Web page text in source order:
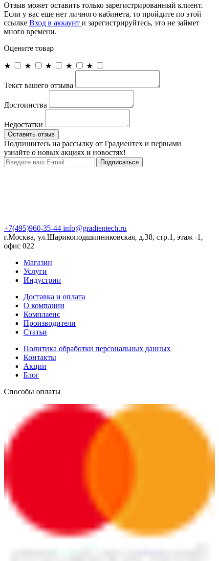
Отзыв может оставить только зарегистрированный клиент.
Если у вас еще нет личного кабинета, то пройдите по этой
ссылке Вход в аккаунт и зарегистрируйтесь, это не займет
много времени.
Оцените товар
★ ★ ★ ★ ★
Текст вашего отзыва
Достоинства
Недостатки
Оставить отзыв
Подпишитесь на рассылку от Градиентех и первыми
узнайте о новых акциях и новостях!
Подписаться
+7(495)960-35-44 info@gradientech.ru
г.Москва, ул.Шарикоподшипниковская, д.38, стр.1, этаж -1,
офис 022
Магазин
Услуги
Индустрии
Доставка и оплата
О компании
Комплаенс
Производители
Статьи
Политика обработки персональных данных
Контакты
Акции
Блог
Способы оплаты